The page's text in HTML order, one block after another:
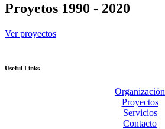
Proyetos 1990 - 2020
Ver proyectos
Useful Links
Organización
Proyectos
Servicios
Contacto